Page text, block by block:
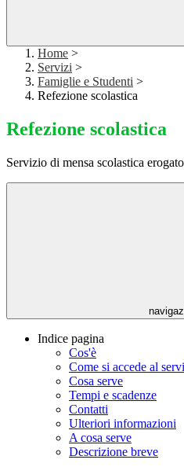
Home >
Servizi >
Famiglie e Studenti >
Refezione scolastica
Refezione scolastica
Servizio di mensa scolastica
Indice pagina
Cos'è
Come si accede al
Cosa serve
Tempi e scadenze
Contatti
Ulteriori informazioni
A cosa serve
Descrizione breve